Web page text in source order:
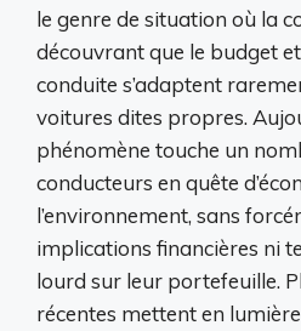
le genre de situation où la
découvrant que le budget
conduite s’adaptent
voitures dites propres.
phénomène touche un
conducteurs en quête
l’environnement, sans
implications financières ni
lourd sur leur portefeuille.
récentes mettent en